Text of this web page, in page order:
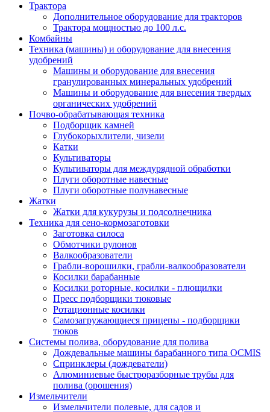
Трактора
Дополнительное оборудование для тракторов
Трактора мощностью до 100 л.с.
Комбайны
Техника (машины) и оборудование для внесения
удобрений
Машины и оборудование для внесения
гранулированных минеральных удобрений
Машины и оборудование для внесения твердых
органических удобрений
Почво-обрабатывающая техника
Подборщик камней
Глубокорыхлители, чизели
Катки
Культиваторы
Культиваторы для междурядной обработки
Плуги оборотные навесные
Плуги оборотные полунавесные
Жатки
Жатки для кукурузы и подсолнечника
Техника для сено-кормозаготовки
Заготовка силоса
Обмотчики рулонов
Валкообразователи
Грабли-ворошилки, грабли-валкообразователи
Косилки барабанные
Косилки роторные, косилки - плющилки
Пресс подборщики тюковые
Ротационные косилки
Самозагружающиеся прицепы - подборщики
тюков
Системы полива, оборудование для полива
Дождевальные машины барабанного типа OCMIS
Спринклеры (дождеватели)
Алюминиевые быстроразборные трубы для
полива (орошения)
Измельчители
Измельчители полевые, для садов и